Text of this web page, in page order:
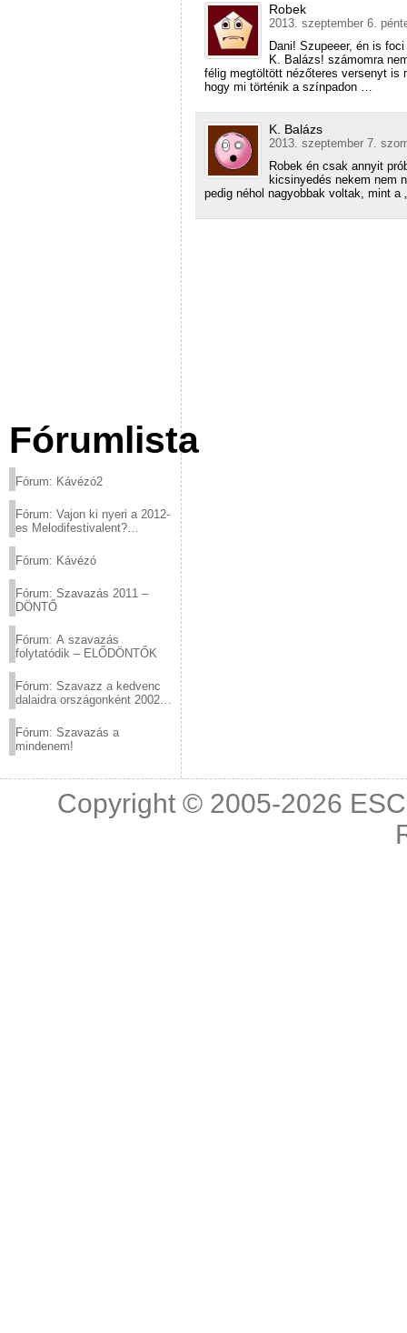
Fórumlista
Fórum: Kávézó2
Fórum: Vajon ki nyeri a 2012-
es Melodifestivalent?
Fórum: Kávézó
Fórum: Szavazás 2011 –
DÖNTŐ
Fórum: A szavazás
folytatódik – ELŐDÖNTŐK
Fórum: Szavazz a kedvenc
dalaidra országonként 2002
Fórum: Szavazás a
mindenem!
Robek
2013. szeptember 6.
Dani! Szupeeer, én is
K. Balázs! számomra
félig megtöltött nézőteres versenyt is
hogy mi történik a színpadon …
K. Balázs
2013. szeptember 7.
Robek én csak annyit
kicsinyedés nekem nem
pedig néhol nagyobbak voltak, mint a
Copyright © 2005-2026